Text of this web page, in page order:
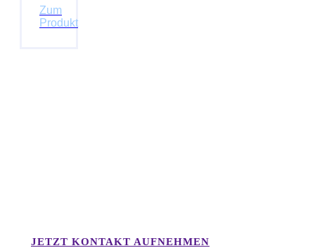
Zum
Produkt
JETZT KONTAKT AUFNEHMEN